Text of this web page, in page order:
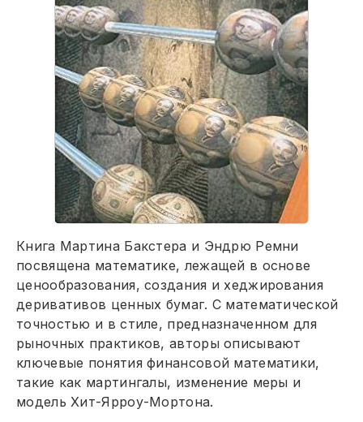
Книга Мартина Бакстера и Эндрю Ремни
посвящена математике, лежащей в основе
ценообразования, создания и хеджирования
деривативов ценных бумаг. С математической
точностью и в стиле, предназначенном для
рыночных практиков, авторы описывают
ключевые понятия финансовой математики,
такие как мартингалы, изменение меры и
модель Хит-Ярроу-Мортона.